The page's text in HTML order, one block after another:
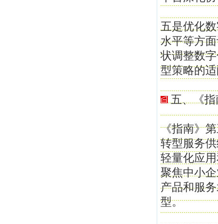
五是优化
水平等方
状调整数
型策略的
五、《
《指南》
转型服务
轻量化应
聚焦中小
产品和服
型。